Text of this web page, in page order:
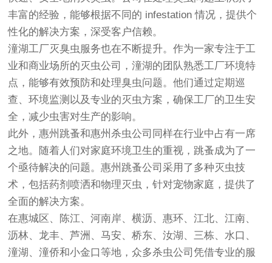
丰富的经验，能够根据不同的 infestation 情况，提供个
性化的解决方案，深受客户信赖。
潼湖工厂灭臭虫服务也在不断提升。作为一家专注于工
业和商业场所的灭虫公司，潼湖的团队熟悉工厂环境特
点，能够有效预防和处理臭虫问题。他们通过定期巡
查、环境监测以及专业的灭虫方案，确保工厂的卫生安
全，减少虫害对生产的影响。
此外，惠州跳蚤和惠州杀虫公司同样在行业中占有一席
之地。随着人们对家庭环境卫生的重视，跳蚤成为了一
个亟待解决的问题。惠州跳蚤公司采用了多种灭虫技
术，包括药剂喷洒和物理灭虫，针对宠物家庭，提供了
全面的解决方案。
在惠城区、陈江、河南岸、横沥、惠环、江北、江南、
沥林、龙丰、芦洲、马安、桥东、汝湖、三栋、水口、
潼湖、潼侨和小金口等地，众多杀虫公司凭借专业的服